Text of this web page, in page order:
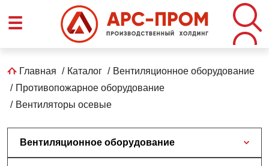
☰
Строка
навигации
Главная Каталог
Вентиляционное оборудование
Противопожарное оборудование
Вентиляторы осевые
Вентиляционное оборудование